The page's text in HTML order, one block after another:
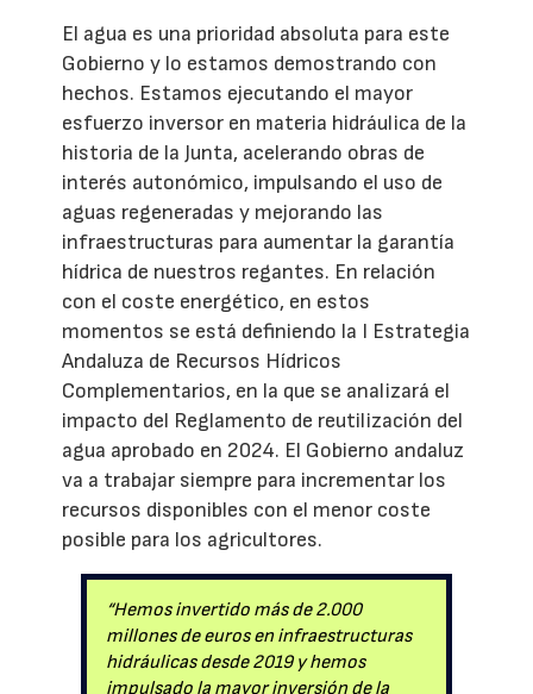
El agua es una prioridad absoluta para este
Gobierno y lo estamos demostrando con
hechos. Estamos ejecutando el mayor
esfuerzo inversor en materia hidráulica de la
historia de la Junta, acelerando obras de
interés autonómico, impulsando el uso de
aguas regeneradas y mejorando las
infraestructuras para aumentar la garantía
hídrica de nuestros regantes. En relación
con el coste energético, en estos
momentos se está definiendo la I Estrategia
Andaluza de Recursos Hídricos
Complementarios, en la que se analizará el
impacto del Reglamento de reutilización del
agua aprobado en 2024. El Gobierno andaluz
va a trabajar siempre para incrementar los
recursos disponibles con el menor coste
posible para los agricultores.
“Hemos invertido más de 2.000
millones de euros en infraestructuras
hidráulicas desde 2019 y hemos
impulsado la mayor inversión de la